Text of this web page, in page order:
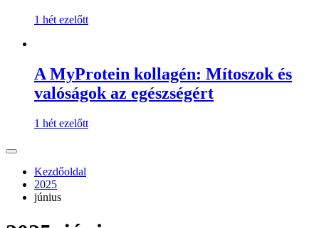
1 hét ezelőtt
A MyProtein kollagén: Mítoszok és
valóságok az egészségért
1 hét ezelőtt
Kezdőoldal
2025
június